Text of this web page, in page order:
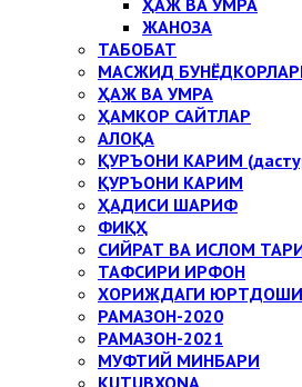
ҲАЖ ВА УМРА
ЖАНОЗА
ТАБОБАТ
МАСЖИД
ҲАЖ ВА УМРА
ҲАМКОР САЙТЛАР
АЛОҚА
ҚУРЪОНИ КАРИМ
ҚУРЪОНИ КАРИМ
ҲАДИСИ ШАРИФ
ФИҚҲ
СИЙРАТ ВА ИСЛОМ
ТАФСИРИ ИРФОН
ХОРИЖДАГИ
РАМАЗОН-2020
РАМАЗОН-2021
МУФТИЙ МИНБАРИ
KUTUBXONA